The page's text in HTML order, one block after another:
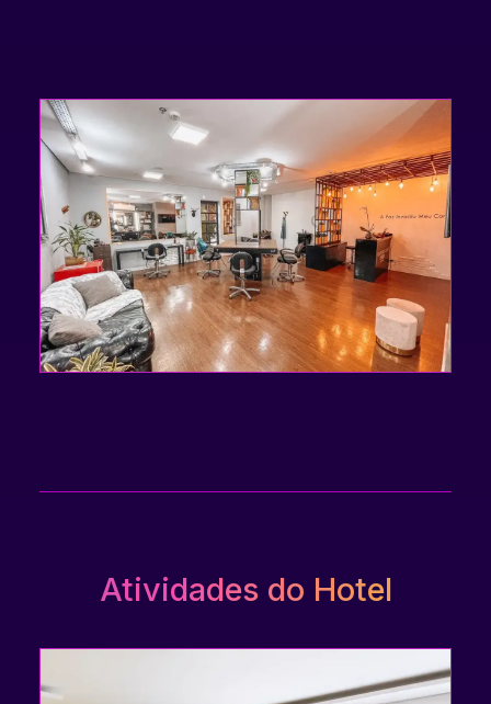
Atividades do Hotel